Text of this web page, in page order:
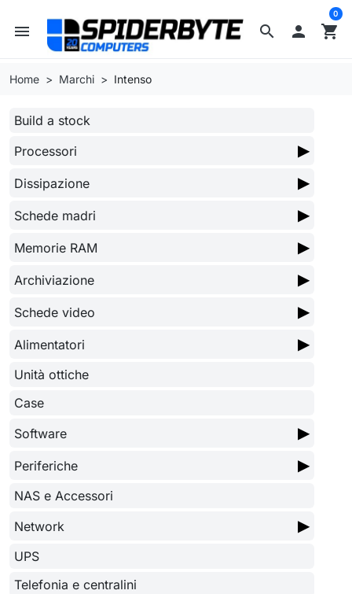
search
menu  shopping_cart
0
Home Marchi Intenso
Build a stock
Processori
▶
Dissipazione ▶
Schede madri ▶
Memorie RAM ▶
Archiviazione ▶
Schede video ▶
Alimentatori ▶
Unità ottiche
Case
Software
▶
Periferiche ▶
NAS e Accessori
Network
▶
UPS
Telefonia e centralini